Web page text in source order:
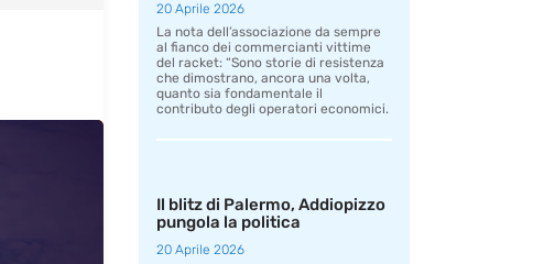
20 Aprile 2026
La nota dell’associazione da sempre
al fianco dei commercianti vittime
del racket: “Sono storie di resistenza
che dimostrano, ancora una volta,
quanto sia fondamentale il
contributo degli operatori economici.
Il blitz di Palermo, Addiopizzo
pungola la politica
20 Aprile 2026